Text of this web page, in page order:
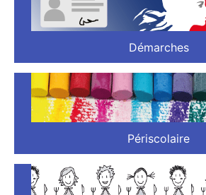
Démarches
Périscolaire